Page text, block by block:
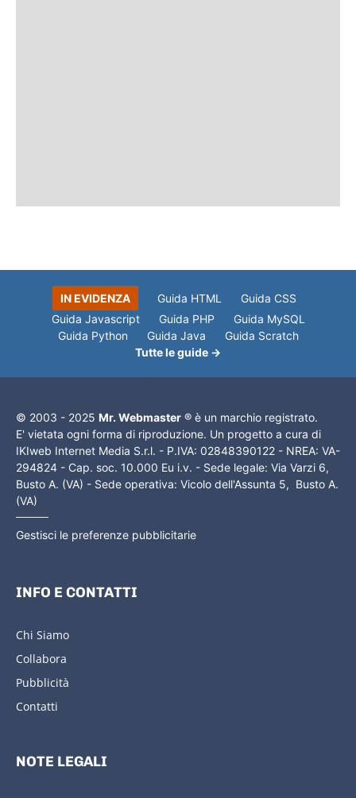
IN EVIDENZA Guida HTML
Guida CSS
Guida Javascript
Guida PHP
Guida MySQL
Guida Python
Guida Java
Guida Scratch
Tutte le guide →
© 2003 - 2025 Mr. Webmaster ® è un marchio registrato.
E' vietata ogni forma di riproduzione. Un progetto a cura di
IKIweb Internet Media S.r.l. - P.IVA: 02848390122 - NREA: VA-
294824 - Cap. soc. 10.000 Eu i.v. - Sede legale: Via Varzi 6,
Busto A. (VA) - Sede operativa: Vicolo dell'Assunta 5, Busto A.
(VA)
Gestisci le preferenze pubblicitarie
INFO E CONTATTI
Chi Siamo
Collabora
Pubblicità
Contatti
NOTE LEGALI